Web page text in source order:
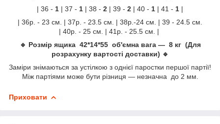
| 36 - 1 | 37 - 1 | 38 - 2 | 39 - 2 | 40 - 1 | 41 - 1 |
| 36р. - 23 см. | 37р. - 23.5 см. | 38р.-24 см. | 39 - 24.5 см.
| 40р. - 25 см. | 41р. - 25.5 см. |
🔹 Розмір ящика 42*14*55 об'ємна вага — 8 кг (Для
розрахунку вартості доставки) 🔹
Заміри знімаються за устілкою з однієї паростки першої партії!
Між партіями може бути різниця — незначна до 2 мм.
Приховати